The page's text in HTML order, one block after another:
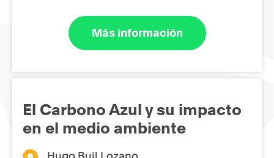
Más información
El Carbono Azul y su impacto
en el medio ambiente